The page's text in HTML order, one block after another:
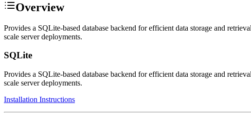
Overview
Provides a SQLite-based database backend for efficient data storage and
scale server deployments.
SQLite
Provides a SQLite-based database backend for efficient data storage and
scale server deployments.
Installation Instructions